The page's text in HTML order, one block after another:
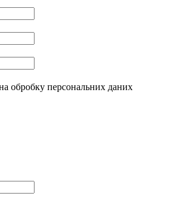
обробку персональних даних